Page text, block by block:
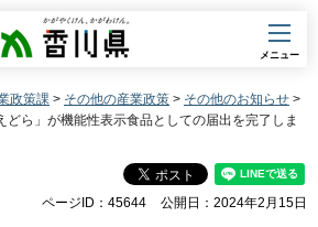
香川県
メニュー
政策課 > その他の産業政策 > その他のお知らせ >
どら」が機能性表示食品としての届出を完了しま
ページID：45644 公開日：2024年2月15日